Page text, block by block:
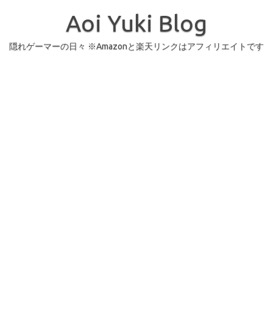
Aoi Yuki Blog
隠れゲーマーの日々 ※Amazonと楽天リンクはアフィリエイトです